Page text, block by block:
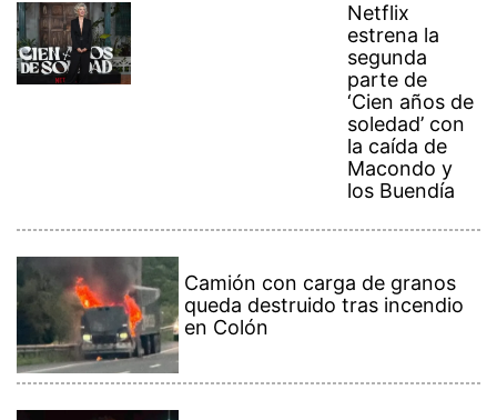
Netflix
estrena la
segunda
parte de
‘Cien años de
soledad’ con
la caída de
Macondo y
los Buendía
Camión con carga de granos
queda destruido tras incendio
en Colón